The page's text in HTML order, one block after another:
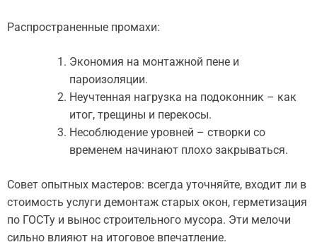
Распространенные промахи:
Экономия на монтажной пене и
пароизоляции.
Неучтенная нагрузка на подоконник – как
итог, трещины и перекосы.
Несоблюдение уровней – створки со
временем начинают плохо закрываться.
Совет опытных мастеров: всегда уточняйте, входит ли в
стоимость услуги демонтаж старых окон, герметизация
по ГОСТу и вынос строительного мусора. Эти мелочи
сильно влияют на итоговое впечатление.